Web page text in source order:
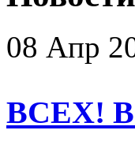
08 Апр
ВСЕХ!